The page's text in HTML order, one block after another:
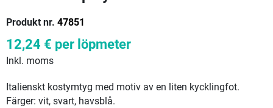
Produkt nr. 47851
12,24 € per löpmeter
Inkl. moms
Italienskt kostymtyg med motiv av en liten kycklingfot.
Färger: vit, svart, havsblå.